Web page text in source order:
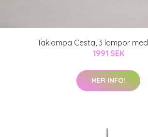
Taklampa Cesta, 3 lampor
1991 SEK
MER INFO!